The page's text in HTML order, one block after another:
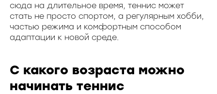
сюда на длительное время, теннис может
стать не просто спортом, а регулярным хобби,
частью режима и комфортным способом
адаптации к новой среде.
С какого возраста можно
начинать теннис